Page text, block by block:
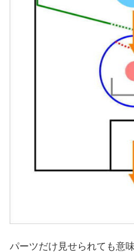
パーツだけ見せられても意